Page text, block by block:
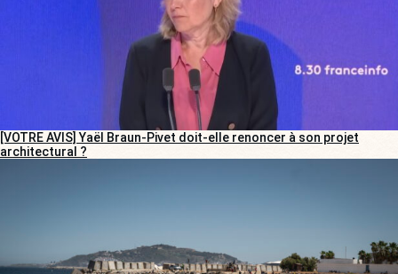
[VOTRE AVIS] Yaël Braun-Pivet doit-elle renoncer à son projet
architectural ?